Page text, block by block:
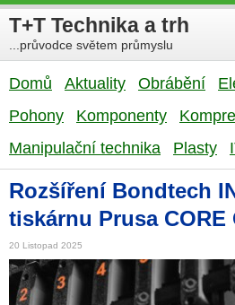
T+T Technika a trh
...průvodce světem průmyslu
Domů Aktuality Obrábění
Pohony
Komponenty
Manipulační technika
Plasty
Rozšíření Bondtech
tiskárnu Prusa CORE
20 Listopad 2025